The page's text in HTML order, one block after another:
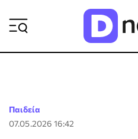
Παιδεία
07.05.2026 16:42